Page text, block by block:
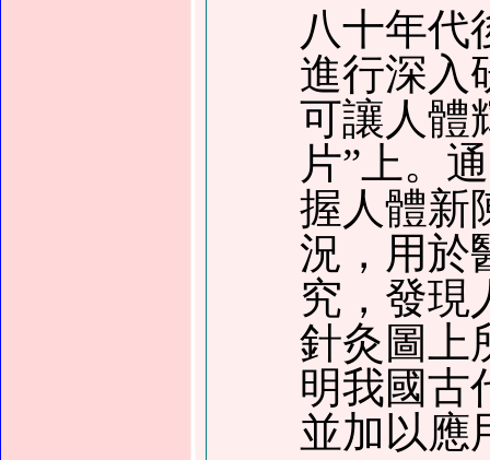
八十年代
進行深入
可讓人體
片”上。
握人體新
況，用於
究，發現
針灸圖上
明我國古
並加以應